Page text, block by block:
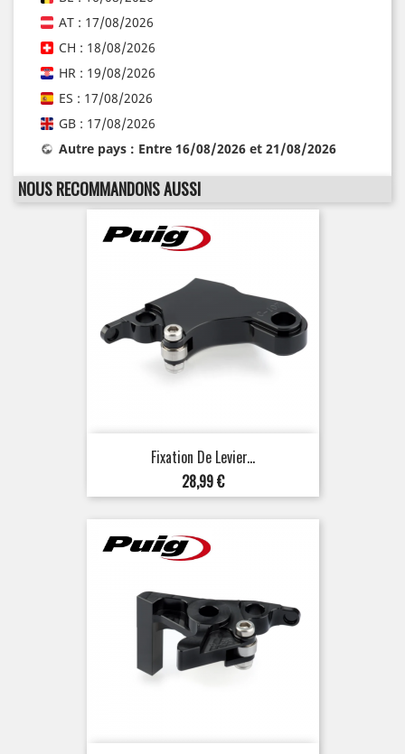
AT : 17/08/2026
CH : 18/08/2026
HR : 19/08/2026
ES : 17/08/2026
GB : 17/08/2026
Autre pays : Entre 16/08/2026 et 21/08/2026
NOUS RECOMMANDONS AUSSI
Fixation De Levier...
Prix
28,99 €